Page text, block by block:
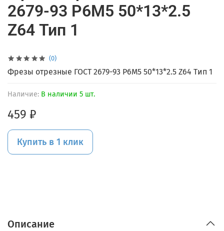
(0)
Наличие: В наличии 5 шт.
2679-93 Р6М5 50*13*2.5
Z64 Тип 1
459 ₽
Купить в 1 клик
Фрезы отрезные ГОСТ 2679-93 Р6М5 50*13*2.5 Z64 Тип 1
Описание